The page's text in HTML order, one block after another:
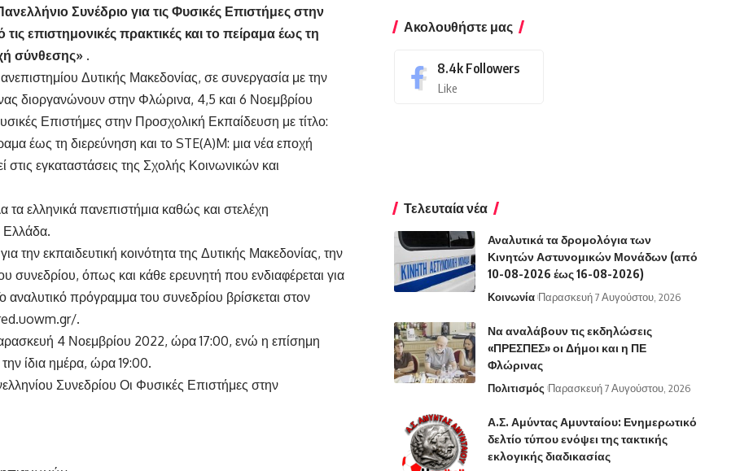
Συνέδριο για τις Φυσικές Επιστήμες στην
επιστημονικές πρακτικές και το πείραμα έως τη
σύνθεσης» .
Δυτικής Μακεδονίας, σε συνεργασία με την
διοργανώνουν στην Φλώρινα, 4,5 και 6 Νοεμβρίου
Επιστήμες στην Προσχολική Εκπαίδευση με τίτλο:
έως τη διερεύνηση και το STE(A)M: μια νέα εποχή
εγκαταστάσεις της Σχολής Κοινωνικών και
ελληνικά πανεπιστήμια καθώς και στελέχη
Ελλάδα.
την εκπαιδευτική κοινότητα της Δυτικής Μακεδονίας, την
συνεδρίου, όπως και κάθε ερευνητή που ενδιαφέρεται για
πρόγραμμα του συνεδρίου βρίσκεται στον
.
4 Νοεμβρίου 2022, ώρα 17:00, ενώ η επίσημη
ίδια ημέρα, ώρα 19:00.
Συνεδρίου Οι Φυσικές Επιστήμες στην
Ακολουθήστε μας
8.4k Followers
Like
Τελευταία νέα
Αναλυτικά τα δρομολόγια των
Κινητών Αστυνομικών Μονάδων (από
10-08-2026 έως 16-08-2026)
Κοινωνία Παρασκευή 7 Αυγούστου, 2026
Να αναλάβουν τις εκδηλώσεις
«ΠΡΕΣΠΕΣ» οι Δήμοι και η ΠΕ
Φλώρινας
Πολιτισμός Παρασκευή 7 Αυγούστου, 2026
Α.Σ. Αμύντας Αμυνταίου: Ενημερωτικό
δελτίο τύπου ενόψει της τακτικής
εκλογικής διαδικασίας